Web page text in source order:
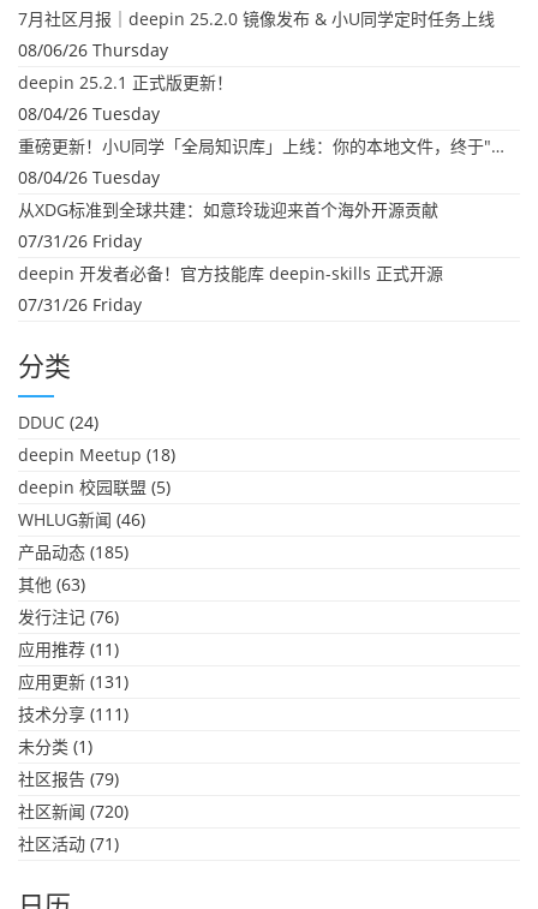
7月社区月报｜deepin 25.2.0 镜像发布 & 小U同学定时任务上线
08/06/26 Thursday
deepin 25.2.1 正式版更新！
08/04/26 Tuesday
重磅更新！小U同学「全局知识库」上线：你的本地文件，终于"活"起来了
08/04/26 Tuesday
从XDG标准到全球共建：如意玲珑迎来首个海外开源贡献
07/31/26 Friday
deepin 开发者必备！官方技能库 deepin-skills 正式开源
07/31/26 Friday
分类
DDUC (24)
deepin Meetup (18)
deepin 校园联盟 (5)
WHLUG新闻 (46)
产品动态 (185)
其他 (63)
发行注记 (76)
应用推荐 (11)
应用更新 (131)
技术分享 (111)
未分类 (1)
社区报告 (79)
社区新闻 (720)
社区活动 (71)